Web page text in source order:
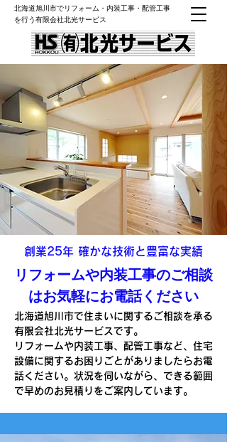
北海道旭川市でリフォーム・内装工事・配管工事
を行う有限会社北光サービス
​創業25年 確かな技術と豊富な実績
リフォームや内装工事のご相談
はお気軽にお電話ください
北海道旭川市で住まいに関するご相談を承る
有限会社北光サービスです。
リフォームや内装工事、配管工事など、住宅
設備に関するお困りごとがありましたらお電
話ください。状況を伺いながら、できる範囲
で早めのお見積りをご案内しています。